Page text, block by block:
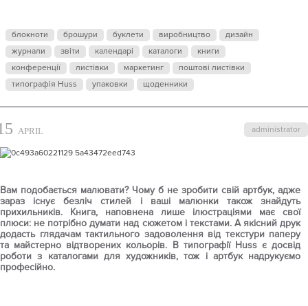
АРТБУКУ
блокноти брошури буклети виробництво
дизайн
журнали
звіти календарі каталоги
книги
конференції
листівки маркетинг
поштові листівки
типографія Huss
упаковки щоденники
administrator
APRIL
Вам подобається малювати? Чому б не зробити свій артбук, адже
зараз існує безліч стилей і ваші малюнки також знайдуть
прихильників. Книга, наповнена лише ілюстраціями має свої
плюси: не потрібно думати над сюжетом і текстами. А якісний друк
додасть глядачам тактильного задоволення від текстури паперу
та майстерно відтворених кольорів. В типографії Huss є досвід
роботи з каталогами для художників, тож і артбук надрукуємо
професійно.